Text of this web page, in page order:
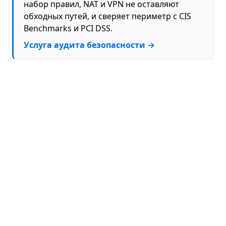
Bridge with Firewall (L2 Filtering)
DHCP Relay through GRE-Bridge
UUID
Пароль
Ссылка на форму строки
набор правил, NAT и VPN не оставляют
обходных путей, и сверяет периметр с CIS
Benchmarks и PCI DSS.
Услуга аудита безопасности →